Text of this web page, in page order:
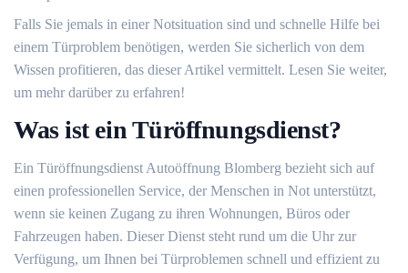
Falls Sie jemals in einer Notsituation sind und schnelle Hilfe bei
einem Türproblem benötigen, werden Sie sicherlich von dem
Wissen profitieren, das dieser Artikel vermittelt.​ Lesen Sie weiter,
um mehr darüber zu erfahren!​
Was ist ein Türöffnungsdienst?​
Ein Türöffnungsdienst Autoöffnung Blomberg bezieht sich auf
einen professionellen Service, der Menschen in Not unterstützt,
wenn sie keinen Zugang zu ihren Wohnungen, Büros oder
Fahrzeugen haben.​ Dieser Dienst steht rund um die Uhr zur
Verfügung, um Ihnen bei Türproblemen schnell und effizient zu